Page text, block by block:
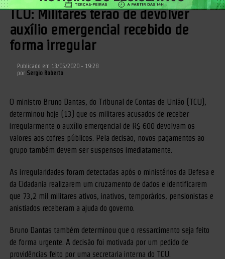
TCU: Militares terão de devolver
auxílio emergencial recebido de
forma irregular
Publicado em 13/05/2020 - 19:28
por Sergio Roberto
O ministro Bruno Dantas, do Tribunal de Contas de União (TCU),
determinou hoje (13) que os militares acusados de receber
irregularmente o auxílio emergencial de R$ 600 devolvam os
valores aos cofres públicos. Pela decisão, novos pagamentos ao
grupo também devem ser suspensos imediatamente.
As irregularidades foram detectadas após o ministérios da Defesa e
da Cidadania realizarem um cruzamento de dados e identificarem
que 73,2 mil militares ativos, inativos, temporários, pensionistas e
anistiados receberam a ajuda do governo.
Bruno Dantas também determinou que o ressarcimento seja feito
de forma urgente. A decisão foi motivada por um pedido de
providências feito por uma secretaria interna do TCU.